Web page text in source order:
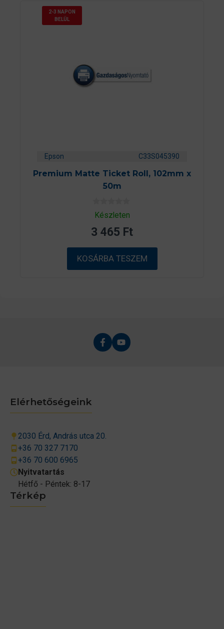
2-3 NAPON
BELÜL
Epson C33S045390
Premium Matte Ticket Roll, 102mm x
50m
0
a
5
b
ő
l
Készleten
3 465 Ft
KOSÁRBA TESZEM
Térkép
Elérhetőségeink
2030 Érd, András utca 20.
+36 70 327 7170
+36 70 600 6965
Nyitvatartás
Hétfő - Péntek: 8-17